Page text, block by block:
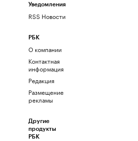
Уведомления
RSS Новости
РБК
О компании
Контактная
информация
Редакция
Размещение
рекламы
Другие
продукты
РБК